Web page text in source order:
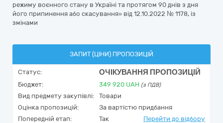
режиму воєнного стану в Україні та протягом 90 днів з дня
його припинення або скасування» від 12.10.2022 № 1178, із
змінами
ЗАПИТ (ЦІНИ) ПРОПОЗИЦІЙ
Статус: ОЧІКУВАННЯ ПРОПОЗИЦІЙ
Бюджет: 349 920 UAH (з ПДВ)
Вид предмету закупівлі:
Товари
Оцінка пропозицій:
За вартістю придбання
Попередній етап:
Так
Перейти до відбору